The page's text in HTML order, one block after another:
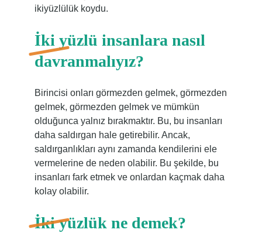
ikiyüzlülük koydu.
İki yüzlü insanlara nasıl
davranmalıyız?
Birincisi onları görmezden gelmek, görmezden
gelmek, görmezden gelmek ve mümkün
olduğunca yalnız bırakmaktır. Bu, bu insanları
daha saldırgan hale getirebilir. Ancak,
saldırganlıkları aynı zamanda kendilerini ele
vermelerine de neden olabilir. Bu şekilde, bu
insanları fark etmek ve onlardan kaçmak daha
kolay olabilir.
İki yüzlük ne demek?